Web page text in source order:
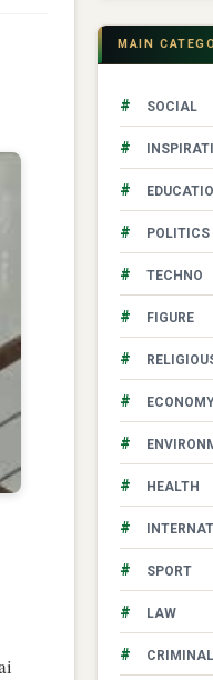
MAIN
# SOCIAL
#
#
# POLITICS
# TECHNO
# FIGURE
#
#
#
# HEALTH
#
# SPORT
# LAW
# CRIMINAL